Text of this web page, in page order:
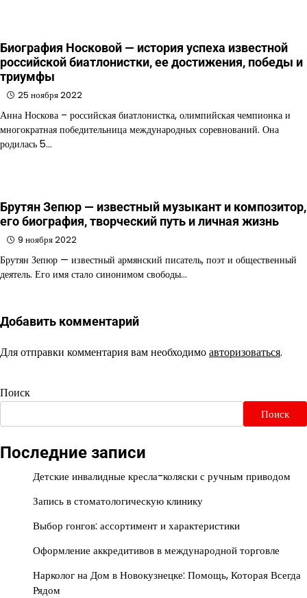
Биография Носковой — история успеха известной
российской биатлонистки, ее достижения, победы и
триумфы
25 ноября 2022
Анна Носкова – российская биатлонистка, олимпийская чемпионка и
многократная победительница международных соревнований. Она
родилась 5…
Брутян Зепюр — известный музыкант и композитор,
его биография, творческий путь и личная жизнь
9 ноября 2022
Брутян Зепюр — известный армянский писатель, поэт и общественный
деятель. Его имя стало синонимом свободы…
Добавить комментарий
Для отправки комментария вам необходимоавторизоваться.
Поиск
Поиск
Последние записи
Детские инвалидные кресла-коляски с ручным приводом
Запись в стоматологическую клинику
Выбор гонгов: ассортимент и характеристики
Оформление аккредитивов в международной торговле
Нарколог на Дом в Новокузнецке: Помощь, Которая Всегда
Рядом